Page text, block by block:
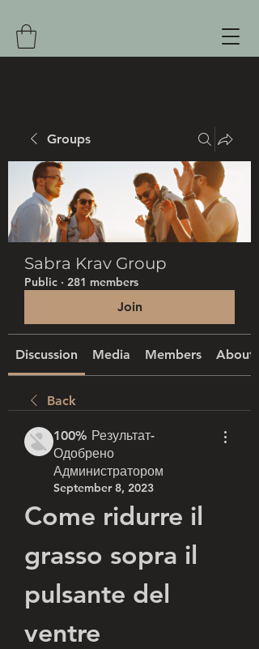
Groups
Sabra Krav Group
Public · 281 members
Join
Discussion Media Members About
Back
100% Результат-
Одобрено
Администратором
September 8, 2023
Come ridurre il
grasso sopra il
pulsante del
ventre